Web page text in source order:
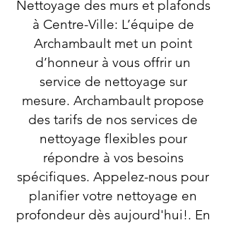
Nettoyage des murs et plafonds
à Centre-Ville: L’équipe de
Archambault met un point
d’honneur à vous offrir un
service de nettoyage sur
mesure. Archambault propose
des tarifs de nos services de
nettoyage flexibles pour
répondre à vos besoins
spécifiques. Appelez-nous pour
planifier votre nettoyage en
profondeur dès aujourd'hui!. En